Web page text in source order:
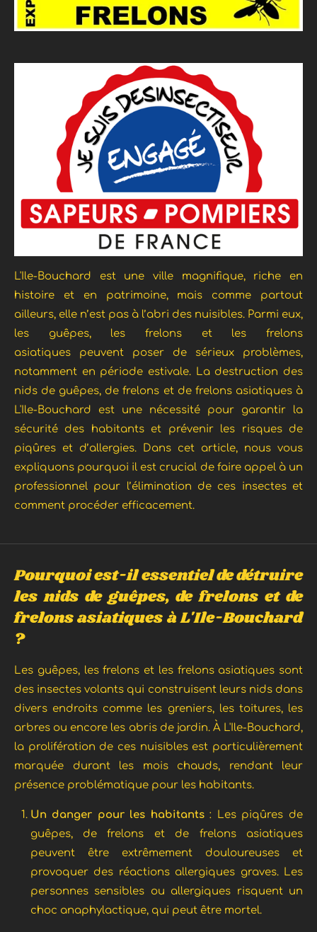
L'Ile-Bouchard est une ville magnifique, riche en
histoire et en patrimoine, mais comme partout
ailleurs, elle n’est pas à l’abri des nuisibles. Parmi eux,
les guêpes, les frelons et les frelons
asiatiques peuvent poser de sérieux problèmes,
notamment en période estivale. La destruction des
nids de guêpes, de frelons et de frelons asiatiques à
L'Ile-Bouchard est une nécessité pour garantir la
sécurité des habitants et prévenir les risques de
piqûres et d’allergies. Dans cet article, nous vous
expliquons pourquoi il est crucial de faire appel à un
professionnel pour l’élimination de ces insectes et
comment procéder efficacement.
Pourquoi est-il essentiel de détruire
les nids de guêpes, de frelons et de
frelons asiatiques àL'Ile-Bouchard
?
Les guêpes, les frelons et les frelons asiatiques sont
des insectes volants qui construisent leurs nids dans
divers endroits comme les greniers, les toitures, les
arbres ou encore les abris de jardin. À L'Ile-Bouchard,
la prolifération de ces nuisibles est particulièrement
marquée durant les mois chauds, rendant leur
présence problématique pour les habitants.
Un danger pour les habitants : Les piqûres de
guêpes, de frelons et de frelons asiatiques
peuvent être extrêmement douloureuses et
provoquer des réactions allergiques graves. Les
personnes sensibles ou allergiques risquent un
choc anaphylactique, qui peut être mortel.